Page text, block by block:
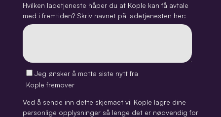
Hvilken ladetjeneste håper du at Kople kan få avtale
med i fremtiden? Skriv navnet på ladetjenesten her:
Jeg ønsker å motta siste nytt fra
Kople fremover
Ved å sende inn dette skjemaet vil Kople lagre dine
personlige opplysninger så lenge det er nødvendig for